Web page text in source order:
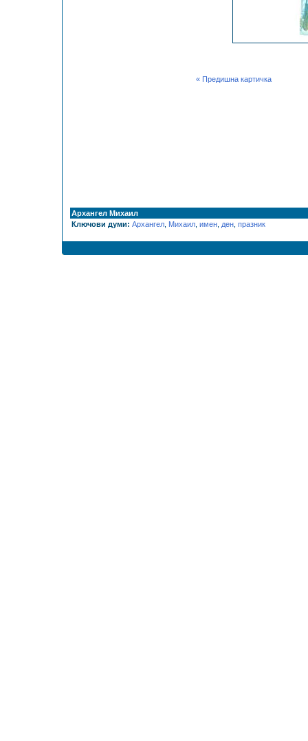
« Предишна картичка
Архангел Михаил
Ключови думи: Архангел Михаил имен ден празник